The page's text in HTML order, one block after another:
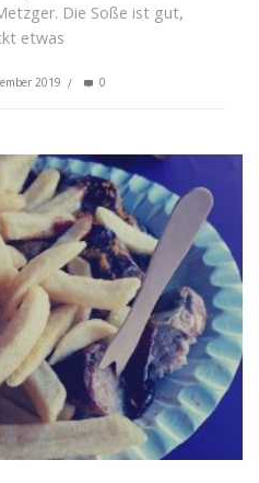
Die Soße ist gut,
etwas
2019 / 0